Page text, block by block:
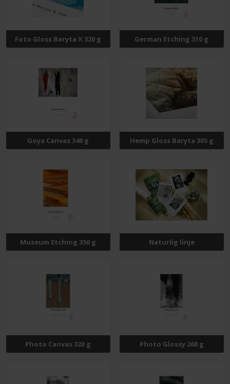
Foto Gloss Baryta X 320 g German Etching 310 g
Goya Canvas 340 g Hemp Gloss Baryta 305 g
Museum Etching 350 g Naturlig linje
Photo Canvas 320 g Photo Glossy 260 g